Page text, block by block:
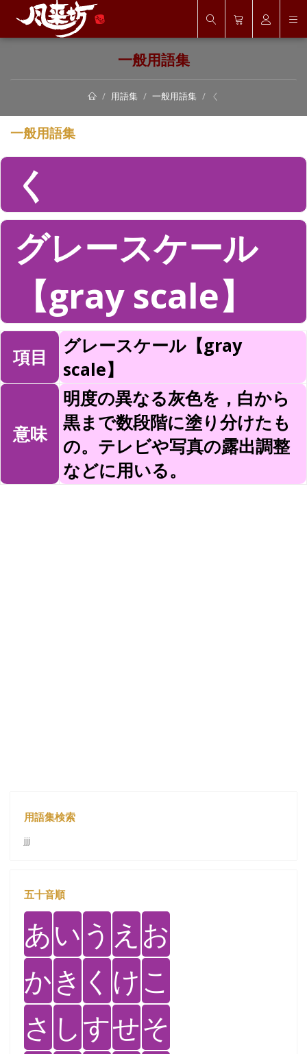
一般用語集
用語集 一般用語集 く
一般用語集
く
グレースケール
【gray scale】
項目
グレースケール【gray
scale】
意味
明度の異なる灰色を，白から
黒まで数段階に塗り分けたも
の。テレビや写真の露出調整
などに用いる。
用語集検索
jjj
五十音順
あい う え お
かき く けこ
さ しすせそ